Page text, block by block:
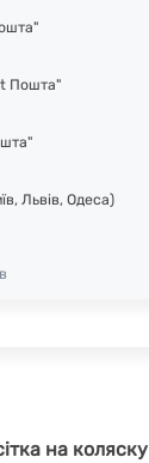
Пошта"
Львів, Одеса)
на коляску